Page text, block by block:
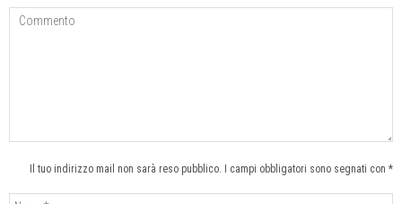
Il tuo indirizzo mail non sarà reso pubblico. I campi obbligatori sono segnati con *